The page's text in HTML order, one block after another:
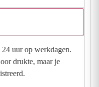
uur op werkdagen.
drukte, maar je